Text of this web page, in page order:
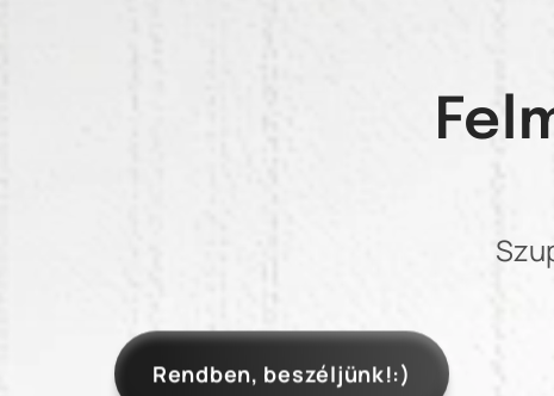
Rendben, beszéljünk!:)